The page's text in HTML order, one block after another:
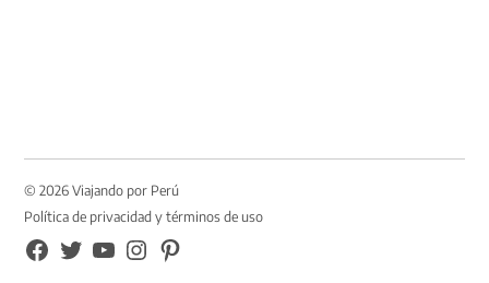
© 2026 Viajando por Perú
Política de privacidad y términos de uso
FB
TW YouTubeInstagramPinterest